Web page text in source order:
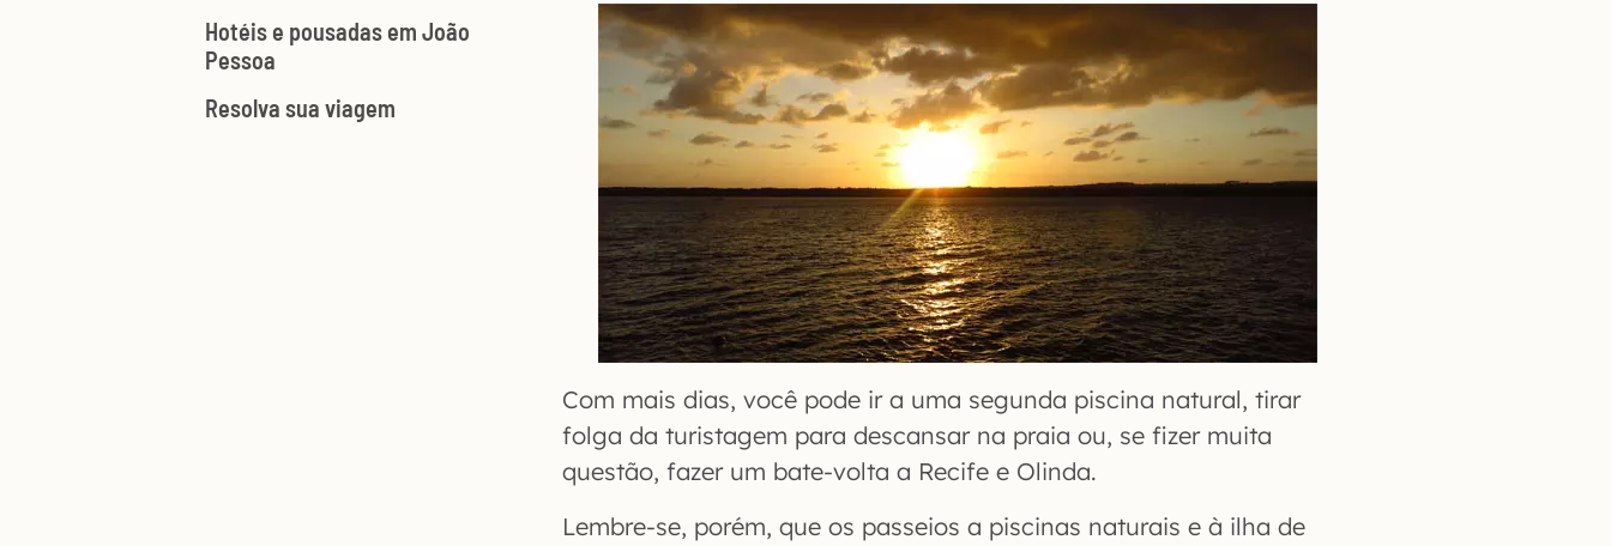
Hotéis e pousadas em João
Pessoa
Resolva sua viagem
Com mais dias, você pode ir a uma segunda piscina natural, tirar
folga da turistagem para descansar na praia ou, se fizer muita
questão, fazer um bate-volta a Recife e Olinda.
Lembre-se, porém, que os passeios a piscinas naturais e à ilha de